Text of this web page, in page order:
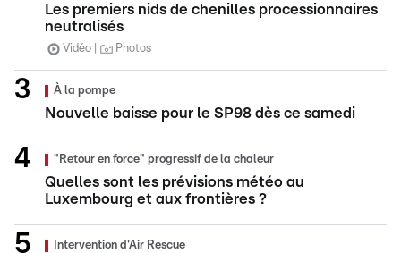
Les premiers nids de chenilles processionnaires
neutralisés
Vidéo Photos
À la pompe
Nouvelle baisse pour le SP98 dès ce samedi
"Retour en force" progressif de la chaleur
Quelles sont les prévisions météo au
Luxembourg et aux frontières ?
Intervention d'Air Rescue